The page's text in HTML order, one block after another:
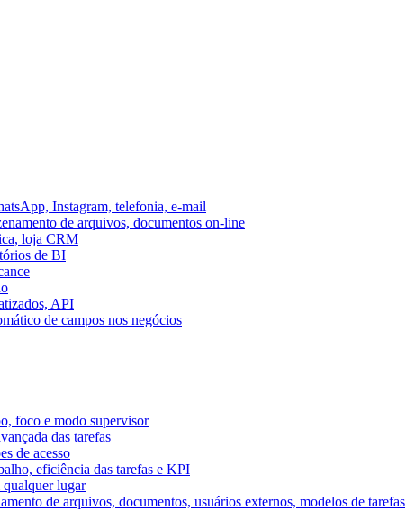
Instagram, telefonia, e-mail
de arquivos, documentos on-line
loja CRM
de BI
API
de campos nos negócios
foco e modo supervisor
das tarefas
de acesso
eficiência das tarefas e KPI
qualquer lugar
de arquivos, documentos, usuários externos, modelos de tarefas